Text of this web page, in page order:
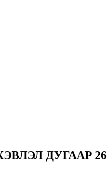
ДУГААР 26